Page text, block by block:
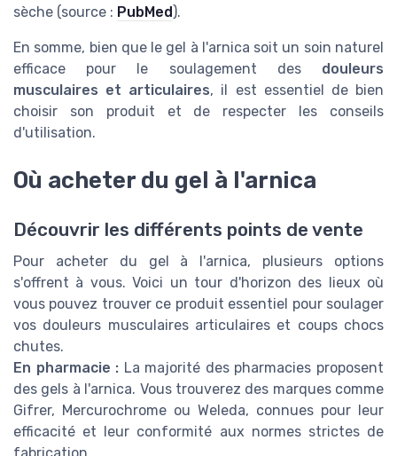
sèche (source : PubMed).
En somme, bien que le gel à l'arnica soit un soin naturel
efficace pour le soulagement des douleurs
musculaires et articulaires, il est essentiel de bien
choisir son produit et de respecter les conseils
d'utilisation.
Où acheter du gel à l'arnica
Découvrir les différents points de vente
Pour acheter du gel à l'arnica, plusieurs options
s'offrent à vous. Voici un tour d'horizon des lieux où
vous pouvez trouver ce produit essentiel pour soulager
vos douleurs musculaires articulaires et coups chocs
chutes.
En pharmacie : La majorité des pharmacies proposent
des gels à l'arnica. Vous trouverez des marques comme
Gifrer, Mercurochrome ou Weleda, connues pour leur
efficacité et leur conformité aux normes strictes de